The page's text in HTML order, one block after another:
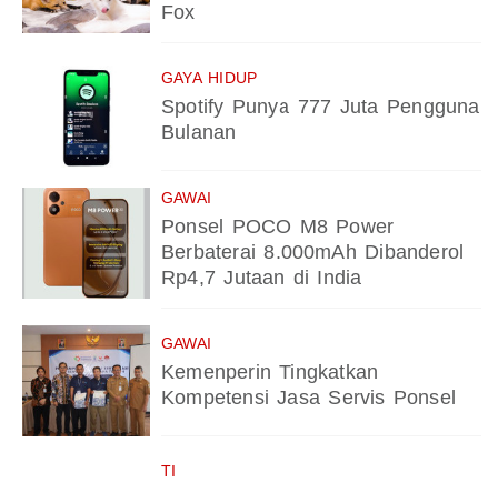
Fox
GAYA HIDUP
Spotify Punya 777 Juta Pengguna
Bulanan
GAWAI
Ponsel POCO M8 Power
Berbaterai 8.000mAh Dibanderol
Rp4,7 Jutaan di India
GAWAI
Kemenperin Tingkatkan
Kompetensi Jasa Servis Ponsel
TI